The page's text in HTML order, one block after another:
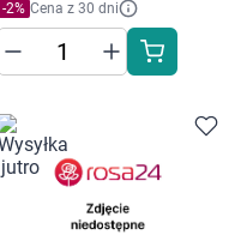
-2% Cena z 30 dni